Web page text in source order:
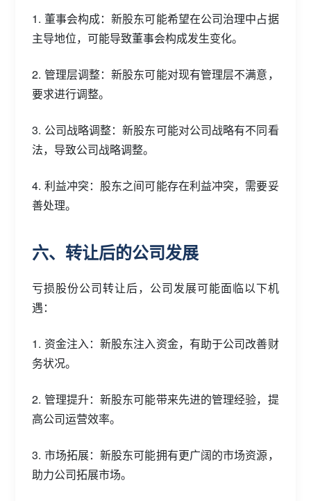
1. 董事会构成：新股东可能希望在公司治理中占据
主导地位，可能导致董事会构成发生变化。
2. 管理层调整：新股东可能对现有管理层不满意，
要求进行调整。
3. 公司战略调整：新股东可能对公司战略有不同看
法，导致公司战略调整。
4. 利益冲突：股东之间可能存在利益冲突，需要妥
善处理。
六、转让后的公司发展
亏损股份公司转让后，公司发展可能面临以下机
遇：
1. 资金注入：新股东注入资金，有助于公司改善财
务状况。
2. 管理提升：新股东可能带来先进的管理经验，提
高公司运营效率。
3. 市场拓展：新股东可能拥有更广阔的市场资源，
助力公司拓展市场。